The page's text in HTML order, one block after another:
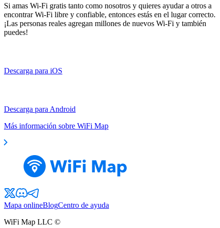
Si amas Wi-Fi gratis tanto como nosotros y quieres ayudar a otros a
encontrar Wi-Fi libre y confiable, entonces estás en el lugar correcto.
¡Las personas reales agregan millones de nuevos Wi-Fi y también
puedes!
Descarga para iOS
Descarga para Android
Más información sobre WiFi Map
Mapa onlineBlogCentro de ayuda
WiFi Map LLC ©